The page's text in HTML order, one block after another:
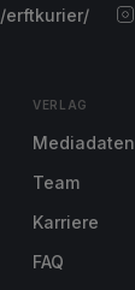
erftkurier/
VERLAG
Mediadaten
Team
Karriere
FAQ